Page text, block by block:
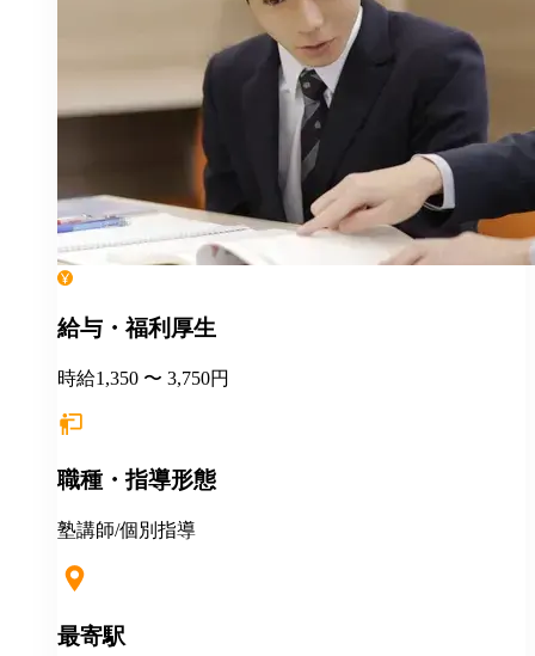
給与・福利厚生
時給1,350 〜 3,750円
職種・指導形態
塾講師/個別指導
最寄駅